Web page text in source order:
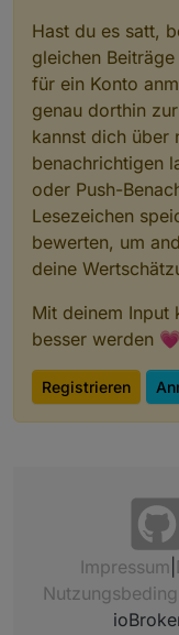
Alle
31
unter
Hast du es satt,
gleichen
für ein Konto
genau dorthin
kannst dich über
benachrichtigen
oder Push-
Lesezeichen
bewerten, um
deine
Mit deinem Input
besser werden 💗
Registrieren
Impressum